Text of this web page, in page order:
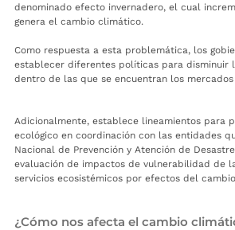
denominado efecto invernadero, el cual
genera el cambio climático.
Como respuesta a esta problemática, los
establecer diferentes políticas para disminuir
dentro de las que se encuentran los
Adicionalmente, establece lineamientos para
ecológico en coordinación con las entidades
Nacional de Prevención y Atención de
evaluación de impactos de vulnerabilidad de
servicios ecosistémicos por efectos del
¿Cómo nos afecta el cambio